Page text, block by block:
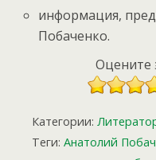
информация,
Побаченко.
Оцените
Категории:
Теги: Анатолий